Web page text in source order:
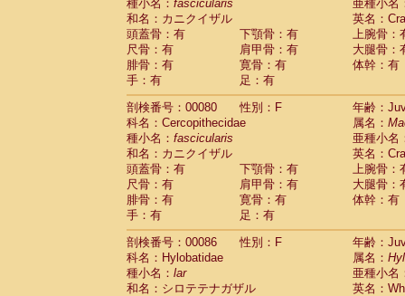
種小名： fascicularis
亜種小名
和名：カニクイザル
英名：
頭蓋骨：有
下顎骨：有
上腕骨：
尺骨：有
肩甲骨：有
大腿骨：
腓骨：有
寛骨：有
体幹：有
手：有
足：有
剖検番号：00080
性別：F
年齢：
科名：Cercopithecidae
属名：
種小名： fascicularis
亜種小名
和名：カニクイザル
英名：
頭蓋骨：有
下顎骨：有
上腕骨：
尺骨：有
肩甲骨：有
大腿骨：
腓骨：有
寛骨：有
体幹：有
手：有
足：有
剖検番号：00086
性別：F
年齢：
科名：Hylobatidae
属名：
種小名： lar
亜種小名
和名：シロテテナガザル
英名：